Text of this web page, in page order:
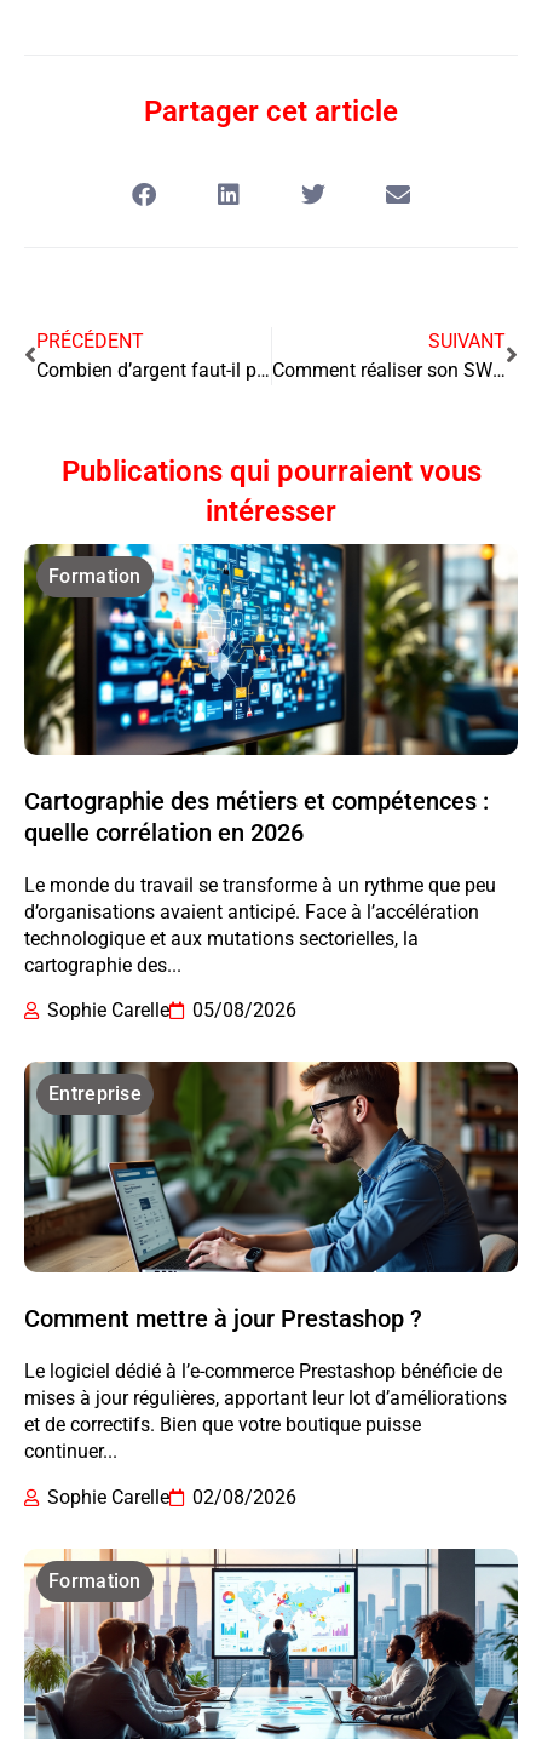
Partager cet article
PRÉCÉDENT
Combien d’argent faut-il pour arrêter de travailler ?
SUIVANT
Comment réaliser son SWOT étape par étape ?
Publications qui pourraient vous
intéresser
Formation
Cartographie des métiers et compétences :
quelle corrélation en 2026
Le monde du travail se transforme à un rythme que peu
d’organisations avaient anticipé. Face à l’accélération
technologique et aux mutations sectorielles, la
cartographie des...
Sophie Carelle
05/08/2026
Entreprise
Comment mettre à jour Prestashop ?
Le logiciel dédié à l’e-commerce Prestashop bénéficie de
mises à jour régulières, apportant leur lot d’améliorations
et de correctifs. Bien que votre boutique puisse
continuer...
Sophie Carelle
02/08/2026
Formation